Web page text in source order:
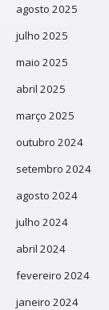
agosto 2025
julho 2025
maio 2025
abril 2025
março 2025
outubro 2024
setembro 2024
agosto 2024
julho 2024
abril 2024
fevereiro 2024
janeiro 2024